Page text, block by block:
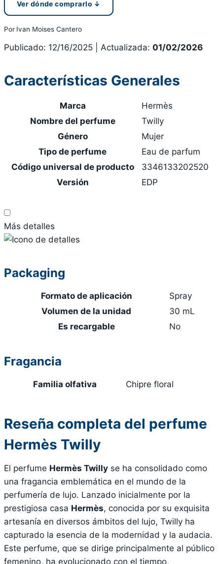
Ver dónde comprarlo ↓
Por Ivan Moises Cantero
Publicado: 12/16/2025 Actualizada: 01/02/2026
Características Generales
Marca
Hermès
Nombre del perfume
Twilly
Género
Mujer
Tipo de perfume
Eau de parfum
Código universal de producto
3346133202520
Versión
EDP
Más detalles
Packaging
Formato de aplicación
Spray
Volumen de la unidad
30 mL
Es recargable
No
Fragancia
Familia olfativa Chipre floral
Reseña completa del perfume
Hermès Twilly
El perfume Hermès Twilly se ha consolidado como
una fragancia emblemática en el mundo de la
perfumería de lujo. Lanzado inicialmente por la
prestigiosa casa Hermès, conocida por su exquisita
artesanía en diversos ámbitos del lujo, Twilly ha
capturado la esencia de la modernidad y la audacia.
Este perfume, que se dirige principalmente al público
femenino, ha evolucionado con el tiempo,